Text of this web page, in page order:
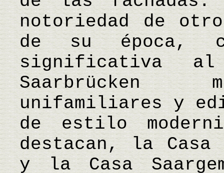
notoriedad de
de su época,
significativa al
Saarbrücken
unifamiliares y
de estilo
destacan, la Casa
y la Casa